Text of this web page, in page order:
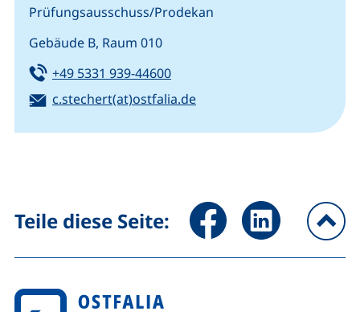
Prüfungsausschuss/Prodekan
Gebäude B, Raum 010
Tel:
+49 5331 939-44600(startet einen Telefonanruf,
E-Mail:
c.stechert(at)ostfalia.de(öffnet Ihr E-Mail-
Teile diese Seite: Seite über Facebook teilen
Seite über